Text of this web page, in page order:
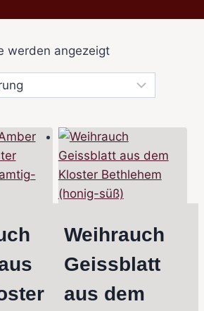
werden angezeigt
Weihrauch
Geissblatt
aus dem